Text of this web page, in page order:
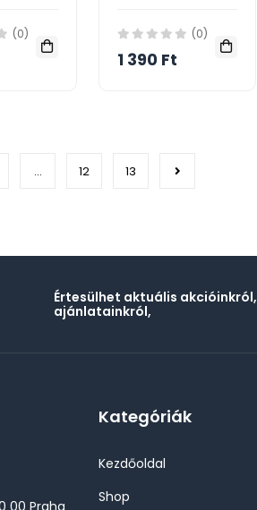
(0) (0)
1 390 Ft
... 12 13
Értesülhet aktuális akcióinkról,
ajánlatainkról,
Kategóriák
Kezdőoldal
Shop